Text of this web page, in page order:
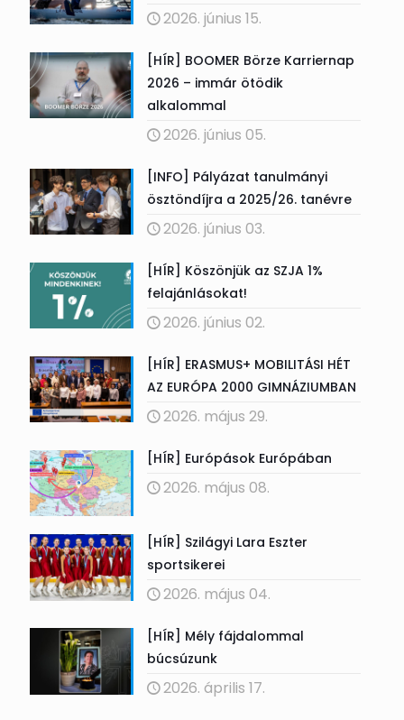
2026. június 15.
[HÍR] BOOMER Börze Karriernap
2026 – immár ötödik
alkalommal
2026. június 05.
[INFO] Pályázat tanulmányi
ösztöndíjra a 2025/26. tanévre
2026. június 03.
[HÍR] Köszönjük az SZJA 1%
felajánlásokat!
2026. június 02.
[HÍR] ERASMUS+ MOBILITÁSI HÉT
AZ EURÓPA 2000 GIMNÁZIUMBAN
2026. május 29.
[HÍR] Európások Európában
2026. május 08.
[HÍR] Szilágyi Lara Eszter
sportsikerei
2026. május 04.
[HÍR] Mély fájdalommal
búcsúzunk
2026. április 17.